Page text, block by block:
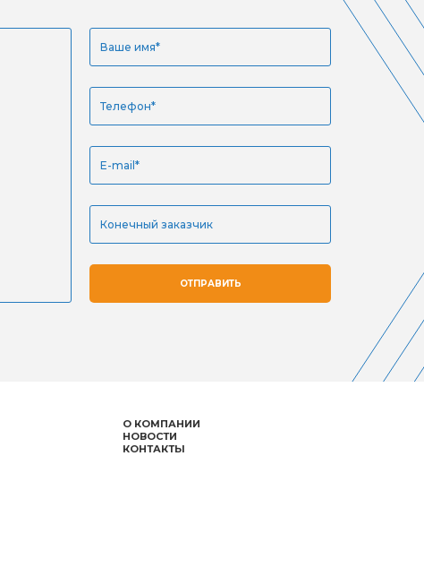
ОТПРАВИТЬ
О КОМПАНИИ
НОВОСТИ
КОНТАКТЫ